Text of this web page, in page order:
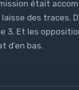
était
des traces.
3. Et les
d’en bas.